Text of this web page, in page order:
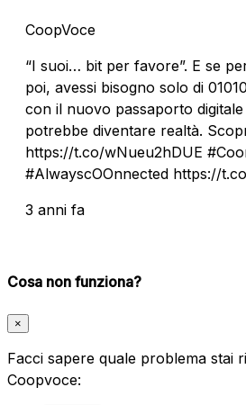
CoopVoce
“I suoi… bit per favore”. E se
poi, avessi bisogno solo di
con il nuovo passaporto
potrebbe diventare realtà.
https://t.co/wNueu2hDUE
#AlwayscOOnnected https://
3 anni fa
Cosa non funziona?
×
Facci sapere quale problema stai
Coopvoce: